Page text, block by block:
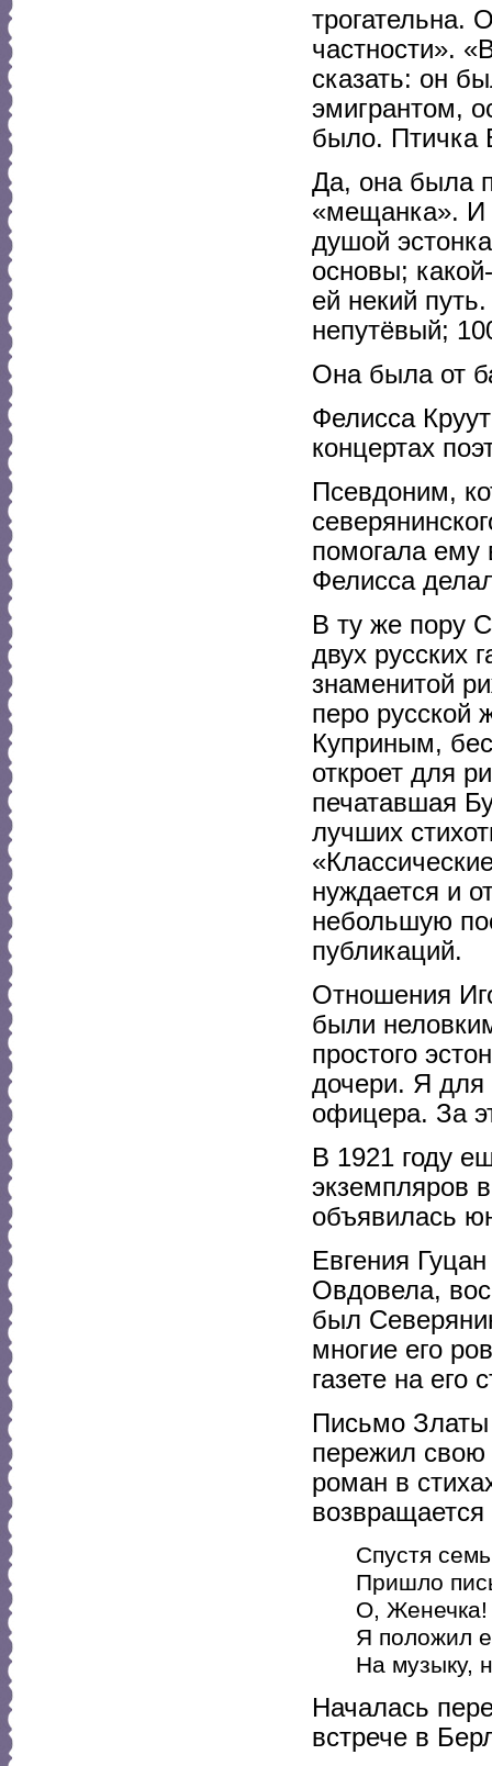
трогательна.
частности».
сказать: он
эмигрантом,
было. Птичка
Да, она была
«мещанка». И
душой
основы;
ей некий
непутёвый;
Она была от
Фелисса
концертах
Псевдоним,
помогала ему
Фелисса
В ту же пору
двух русских
знаменитой
перо русской
Куприным,
откроет для
печатавшая
лучших
нуждается и
небольшую
публикаций.
Отношения
были
простого
дочери. Я для
офицера. За
В 1921 году
экземпляров
объявилась
Евгения
Овдовела,
был
многие его
газете на его
Письмо
пережил свою
роман в
возвращается
Спустя
Пришло
О,
Я положил
На музыку,
Началась
встрече в